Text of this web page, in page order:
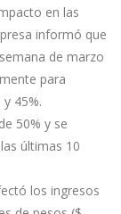
en las
informó que
de marzo
para
45%.
50% y se
últimas 10
los ingresos